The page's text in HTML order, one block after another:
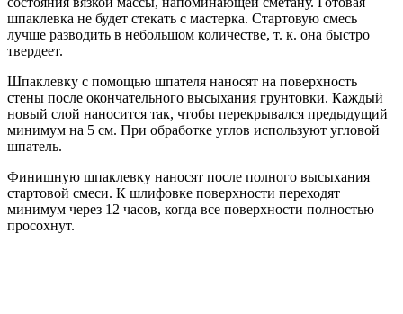
шпаклевка не будет стекать с мастерка. Стартовую смесь
лучше разводить в небольшом количестве, т. к. она быстро
твердеет.
Шпаклевку с помощью шпателя наносят на поверхность
стены после окончательного высыхания грунтовки. Каждый
новый слой наносится так, чтобы перекрывался предыдущий
минимум на 5 см. При обработке углов используют угловой
шпатель.
Финишную шпаклевку наносят после полного высыхания
стартовой смеси. К шлифовке поверхности переходят
минимум через 12 часов, когда все поверхности полностью
просохнут.